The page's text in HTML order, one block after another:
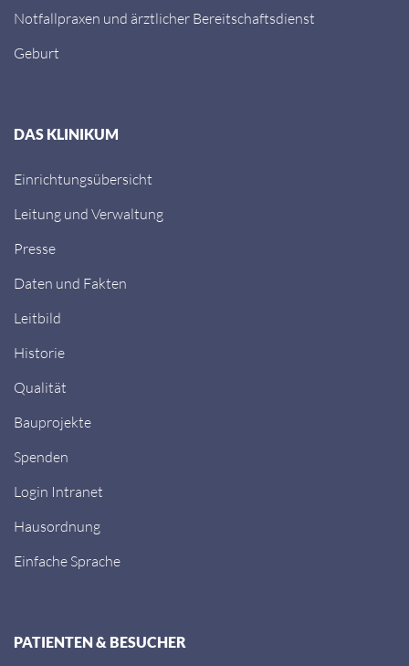
Notfallpraxen und ärztlicher Bereitschaftsdienst
Geburt
DAS KLINIKUM
Einrichtungsübersicht
Leitung und Verwaltung
Presse
Daten und Fakten
Leitbild
Historie
Qualität
Bauprojekte
Spenden
Login Intranet
Hausordnung
Einfache Sprache
PATIENTEN & BESUCHER